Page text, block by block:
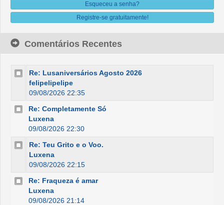
Esqueceu a senha?
Registre-se gratuitamente!
Comentários Recentes
Re: Lusaniversários Agosto 2026
felipelipelipe
09/08/2026 22:35
Re: Completamente Só
Luxena
09/08/2026 22:30
Re: Teu Grito e o Voo.
Luxena
09/08/2026 22:15
Re: Fraqueza é amar
Luxena
09/08/2026 21:14